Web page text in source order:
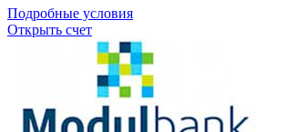
Подробные условия
Открыть счет